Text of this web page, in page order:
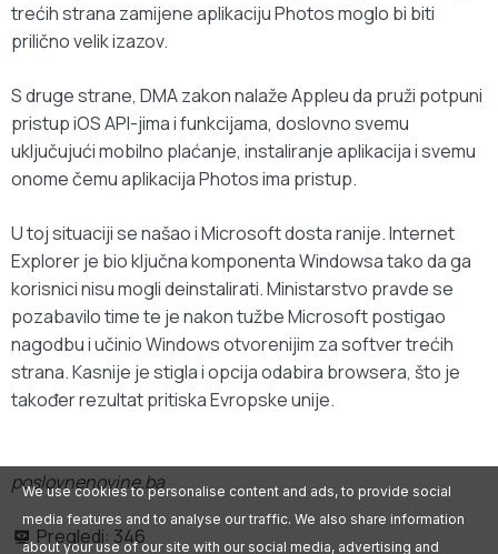
trećih strana zamijene aplikaciju Photos moglo bi biti
prilično velik izazov.
S druge strane, DMA zakon nalaže Appleu da pruži potpuni
pristup iOS API-jima i funkcijama, doslovno svemu
uključujući mobilno plaćanje, instaliranje aplikacija i svemu
onome čemu aplikacija Photos ima pristup.
U toj situaciji se našao i Microsoft dosta ranije. Internet
Explorer je bio ključna komponenta Windowsa tako da ga
korisnici nisu mogli deinstalirati. Ministarstvo pravde se
pozabavilo time te je nakon tužbe Microsoft postigao
nagodbu i učinio Windows otvorenijim za softver trećih
strana. Kasnije je stigla i opcija odabira browsera, što je
također rezultat pritiska Evropske unije.
poslovnenovine.ba
Pregledi: 346
We use cookies to personalise content and ads, to provide social
media features and to analyse our traffic. We also share information
about your use of our site with our social media, advertising and